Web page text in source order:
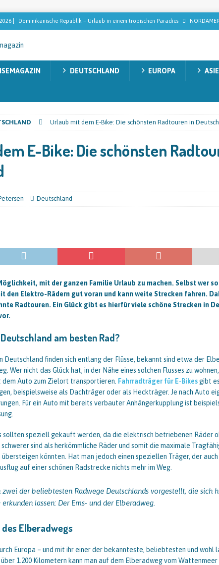
] Dominikanische Republik – Urlaub in einem tropischen Paradies
2025 ] Sieben Faktoren, die modernes Wellness wirklich ausmachen
2025 ]
DEUTSCHLAND EUROPA
Urlaub mit dem E-Bike: Die schönsten Radtouren in
E-Bike: Die schönsten
Deutschland
mit der ganzen Familie Urlaub zu machen. Selbst wer
den Elektro-Rädern gut voran und kann weite Strecken fahren.
Radtouren. Ein Glück gibt es hierfür viele schöne Strecken in
am besten Rad?
Deutschland finden sich entlang der Flüsse, bekannt sind etwa der
Wer nicht das Glück hat, in der Nähe eines solchen Flusses zu
Auto zum Zielort transportieren. Fahrradträger für E-Bikesgibt
beispielsweise als Dachträger oder als Heckträger. Je nach Auto
Für ein Auto mit bereits verbauter Anhängerkupplung ist
sollten speziell gekauft werden, da die elektrisch betriebenen Räder
sind als herkömmliche Räder und somit die maximale
könnten. Hat man jedoch einen speziellen Träger, der auch
auf einer schönen Radstrecke nichts mehr im Weg.
der beliebtesten Radwege Deutschlands vorgestellt, die sich
lassen: Der Ems- und der Elberadweg.
Elberadwegs
Europa – und mit ihr einer der bekannteste, beliebtesten und wohl
1.200 Kilometern kann man auf dem Elberadweg vom Wattenmeer